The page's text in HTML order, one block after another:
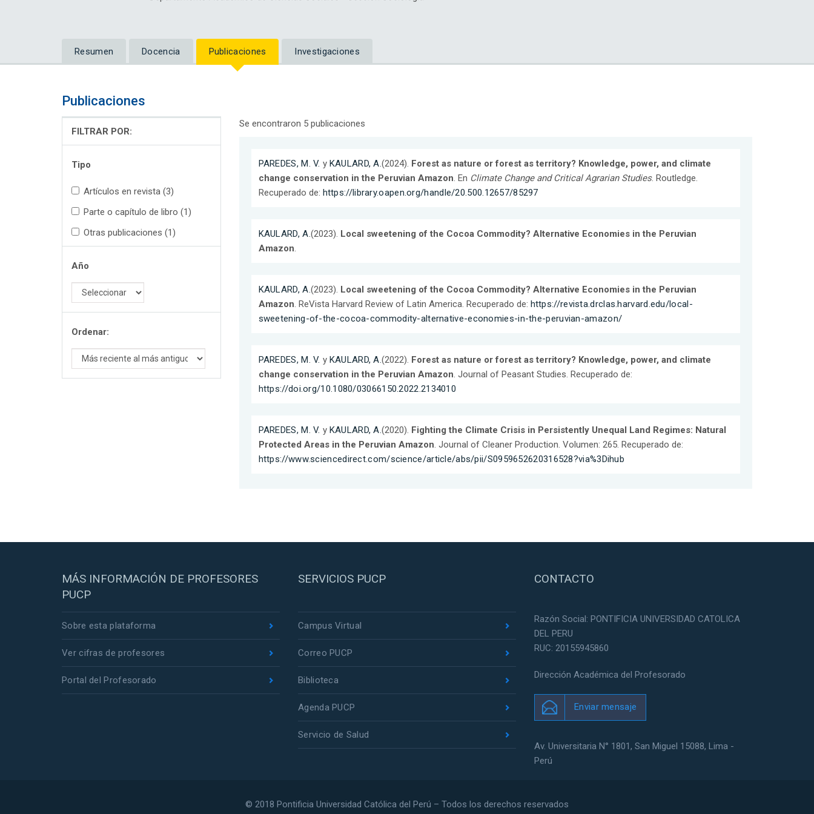
Resumen Docencia Publicaciones Investigaciones
Publicaciones
FILTRAR POR:
Tipo
Artículos en revista (3)
Parte o capítulo de libro (1)
Otras publicaciones (1)
Año
Ordenar:
Se encontraron 5 publicaciones
PAREDES, M. V. y KAULARD, A.(2024). Forest as nature or forest as territory? Knowledge, power, and climate
change conservation in the Peruvian Amazon. En Climate Change and Critical Agrarian Studies. Routledge.
Recuperado de: https://library.oapen.org/handle/20.500.12657/85297
KAULARD, A.(2023). Local sweetening of the Cocoa Commodity? Alternative Economies in the Peruvian
Amazon.
KAULARD, A.(2023). Local sweetening of the Cocoa Commodity? Alternative Economies in the Peruvian
Amazon. ReVista Harvard Review of Latin America. Recuperado de: https://revista.drclas.harvard.edu/local-
sweetening-of-the-cocoa-commodity-alternative-economies-in-the-peruvian-amazon/
PAREDES, M. V. y KAULARD, A.(2022). Forest as nature or forest as territory? Knowledge, power, and climate
change conservation in the Peruvian Amazon. Journal of Peasant Studies. Recuperado de:
https://doi.org/10.1080/03066150.2022.2134010
PAREDES, M. V. y KAULARD, A.(2020). Fighting the Climate Crisis in Persistently Unequal Land Regimes: Natural
Protected Areas in the Peruvian Amazon. Journal of Cleaner Production. Volumen: 265. Recuperado de:
https://www.sciencedirect.com/science/article/abs/pii/S0959652620316528?via%3Dihub
MÁS INFORMACIÓN DE PROFESORES
PUCP
Sobre esta plataforma
Ver cifras de profesores
Portal del Profesorado
SERVICIOS PUCP
Campus Virtual
Correo PUCP
Biblioteca
Agenda PUCP
Servicio de Salud
CONTACTO
Razón Social: PONTIFICIA UNIVERSIDAD CATOLICA
DEL PERU
RUC: 20155945860
Dirección Académica del Profesorado
Enviar mensaje
Av. Universitaria N° 1801, San Miguel 15088, Lima -
Perú
© 2018 Pontificia Universidad Católica del Perú – Todos los derechos reservados